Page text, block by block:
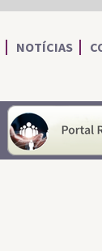
NOTÍCIAS
Serviço de